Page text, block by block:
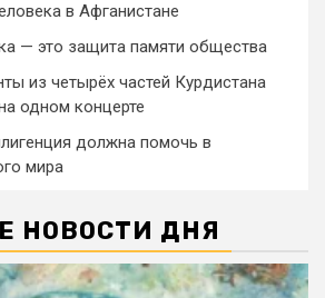
в Афганистане
— это защита памяти общества
из четырёх частей Курдистана
одном концерте
должна помочь в
мира
НОВОСТИ ДНЯ